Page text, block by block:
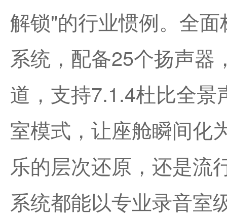
解锁"的行业惯例。全
系统，配备25个扬声器
道，支持7.1.4杜比全
室模式，让座舱瞬间化
乐的层次还原，还是流
系统都能以专业录音室